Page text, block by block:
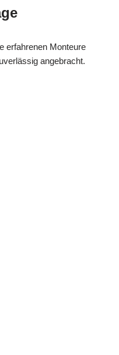
erfahrenen Monteure
angebracht.